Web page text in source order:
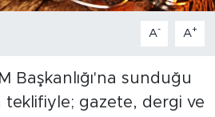
A- A+
Başkanlığı'na sunduğu
gazete, dergi ve